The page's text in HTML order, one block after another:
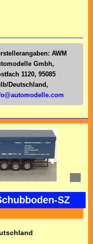
AWM
Gmbh,
1120, 95085
Deutschl and,
SZ